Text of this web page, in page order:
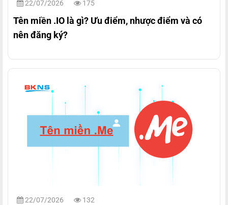
22/07/2026 175
Tên miền .IO là gì? Ưu điểm, nhược điểm và có
nên đăng ký?
22/07/2026 132